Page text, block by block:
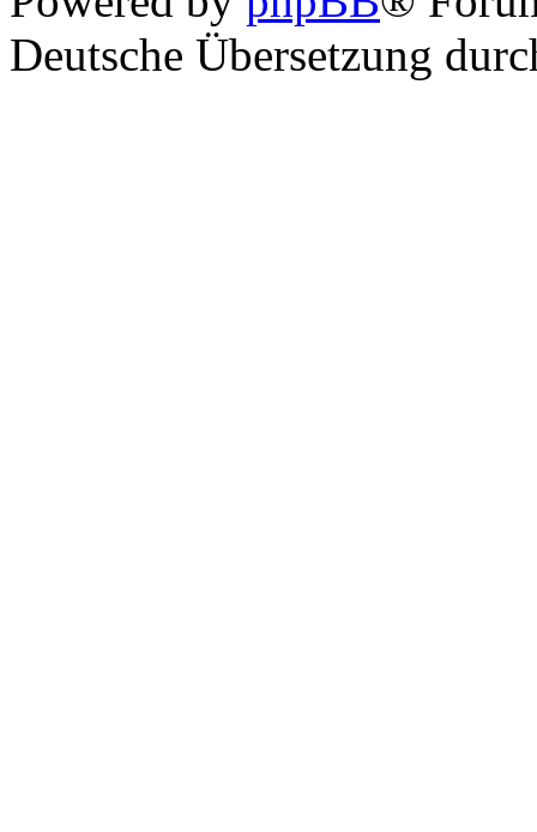
Deutsche Übersetzung